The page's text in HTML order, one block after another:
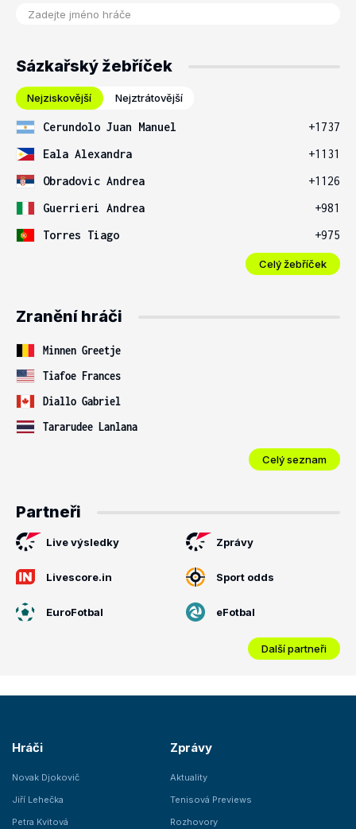
Sázkařský žebříček
Nejziskovější Nejztrátovější
Cerundolo Juan Manuel
+1737
Eala Alexandra
+1131
Obradovic Andrea
+1126
Guerrieri Andrea
+981
Torres Tiago
+975
Celý žebříček
Zranění hráči
Minnen Greetje
Tiafoe Frances
Diallo Gabriel
Tararudee Lanlana
Celý seznam
Partneři
Live výsledky Zprávy
Livescore.in Sport odds
EuroFotbal eFotbal
Další partneři
Hráči
Novak Djokovič
Jiří Lehečka
Petra Kvitová
Zprávy
Aktuality
Tenisová Previews
Rozhovory